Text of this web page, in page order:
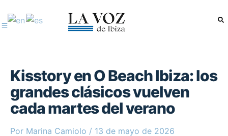
Kisstory en O Beach Ibiza: los
grandes clásicos vuelven
cada martes del verano
Por Marina Camiolo / 13 de mayo de 2026